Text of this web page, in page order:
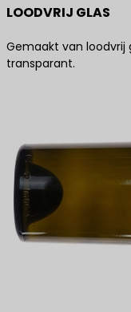
LOODVRIJ GLAS
Gemaakt van loodvrij
transparant.